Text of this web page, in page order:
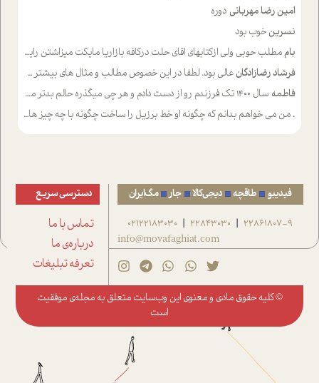
امین رضا مهربانی دوره
نسرینخوب بود
بام مطلب حوبی ولی ازکتابهای اقای حلت درکافه بازاریا مایکت میزاشتن رایگان خوب بود ولی هرکدام خلاصه شده ش تومجله از طریق سایت هم خوبه اینکه درزیر اخرصفحه گذاشته شده خب ادم خبره میره نصب میکنه میخونه ولی هرکسی گوشیش ظرفیتش نداره باتشکر
فرشاد رضازادگان عالی بود. لطفا در این خصوص مطالب و مثال های بیشتر ی ارایه دهید
فاطمه سال ۱۴۰۰ تک فرزندم رو از دست دادم و هر چی میگذره حالم بدتر میشه و دلتنگتر تنایی رو ترجیح دادم و معاشرت برام سخت شده
. من می خواهم بدانم که چگونه او خط برزیل را ساخت چگونه با چه چیز هایی
فیدیبو طاقچه دیجی‌کالا جار مگ‌ایران
22861807-9
|
22843030
|
02122183030
info@movafaghiat.com
دسترسی سریع
تماس با ما
درباره‌ی ما
تعرفه تبلیغات
© کلیه حقوق مادی و معنوی این وب‌سایت متعلق به مجله‌ی موفقیت
است